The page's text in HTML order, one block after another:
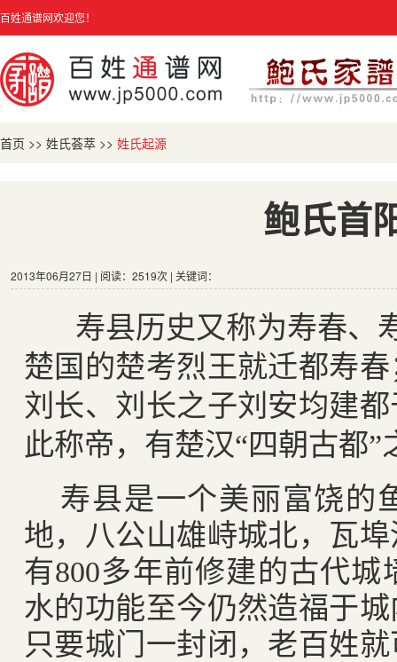
百姓通谱网欢迎您！
首页 >> 姓氏荟萃 >> 姓氏起源
鲍氏首
2013年06月27日 | 阅读：2519次 | 关键词：
寿县历史又称为寿春、
楚国的楚考烈王就迁都寿
刘长、刘长之子刘安均建
此称帝，有楚汉“四朝古都”
寿县是一个美丽富饶的
地，八公山雄峙城北，瓦
有800多年前修建的古代城
水的功能至今仍然造福于
只要城门一封闭，老百姓